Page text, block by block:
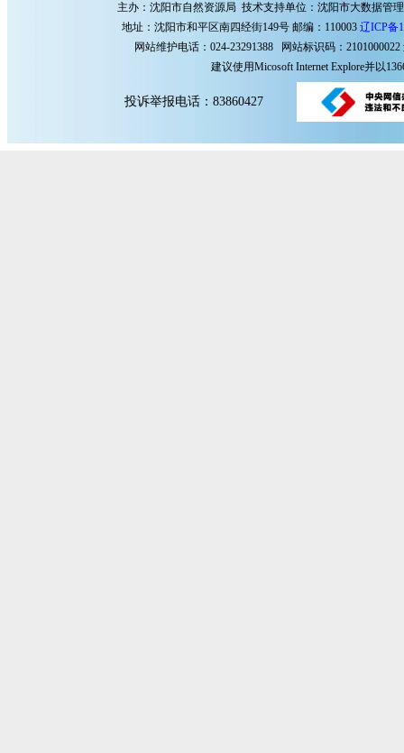
主办：沈阳市自然资源局 技术支持单位：沈阳市大数据管
地址：沈阳市和平区南四经街149号 邮编：110003 辽ICP备
网站维护电话：024-23291388 网站标识码：2101000022
建议使用Micosoft Internet Explore并以
投诉举报电话：83860427